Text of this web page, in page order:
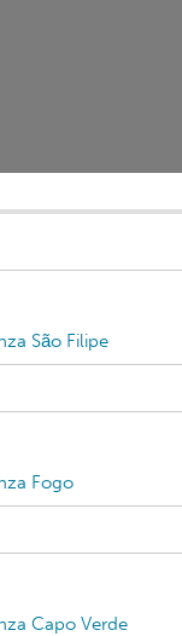
São Filipe
Fogo
Capo Verde